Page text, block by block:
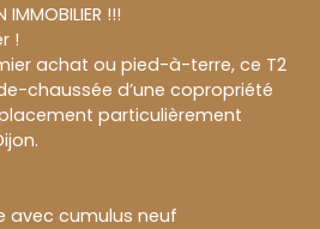
IMMOBILIER !!!
!
achat ou pied-à-terre, ce T2
chaussée d’une copropriété
particulièrement
avec cumulus neuf